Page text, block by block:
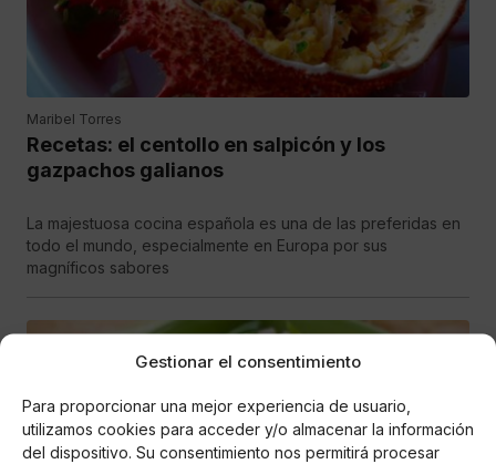
Gestionar el consentimiento
Para proporcionar una mejor experiencia de usuario,
utilizamos cookies para acceder y/o almacenar la información
del dispositivo. Su consentimiento nos permitirá procesar
Maribel Torres
Recetas: el centollo en salpicón y los
gazpachos galianos
La majestuosa cocina española es una de las preferidas en
todo el mundo, especialmente en Europa por sus
magníficos sabores